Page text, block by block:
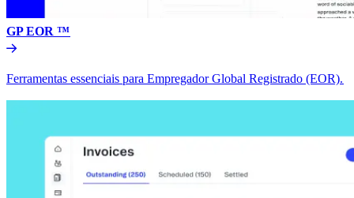
GP EOR ™​​
Ferramentas essenciais para Empregador Global Registrado (EOR).​​